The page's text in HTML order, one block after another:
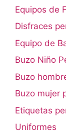
Equipos de
Disfraces
Equipo de
Buzo Niño
Buzo
Buzo mujer
Etiquetas
Uniformes